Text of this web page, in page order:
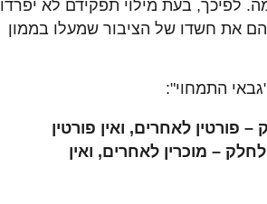
לפיכך, בעת מילוי תפקידם לא יפרדו
את חשדו של הציבור שמעלו בממון
התמחוי":
פורטין לאחרים, ואין פורטין
– מוכרין לאחרים, ואין